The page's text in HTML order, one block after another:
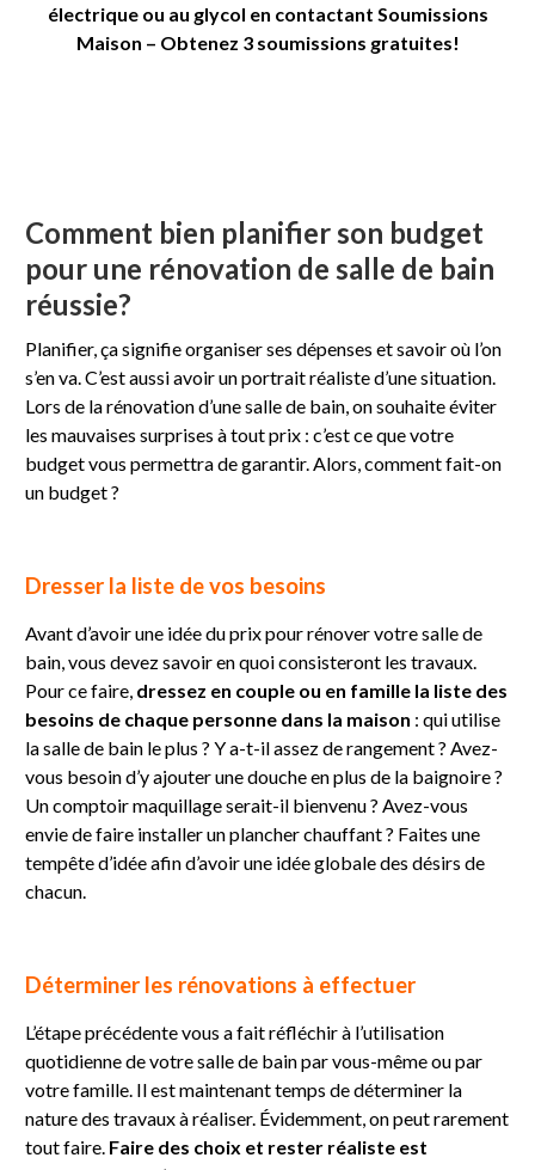
électrique ou au glycol en contactant Soumissions
Maison – Obtenez 3 soumissions gratuites!
Comment bien planifier son budget
pour une rénovation de salle de bain
réussie?
Planifier, ça signifie organiser ses dépenses et savoir où l’on
s’en va. C’est aussi avoir un portrait réaliste d’une situation.
Lors de la rénovation d’une salle de bain, on souhaite éviter
les mauvaises surprises à tout prix : c’est ce que votre
budget vous permettra de garantir. Alors, comment fait-on
un budget ?
Dresser la liste de vos besoins
Avant d’avoir une idée du prix pour rénover votre salle de
bain, vous devez savoir en quoi consisteront les travaux.
Pour ce faire, dressez en couple ou en famille la liste des
besoins de chaque personne dans la maison : qui utilise
la salle de bain le plus ? Y a-t-il assez de rangement ? Avez-
vous besoin d’y ajouter une douche en plus de la baignoire ?
Un comptoir maquillage serait-il bienvenu ? Avez-vous
envie de faire installer un plancher chauffant ? Faites une
tempête d’idée afin d’avoir une idée globale des désirs de
chacun.
Déterminer les rénovations à effectuer
L’étape précédente vous a fait réfléchir à l’utilisation
quotidienne de votre salle de bain par vous-même ou par
votre famille. Il est maintenant temps de déterminer la
nature des travaux à réaliser. Évidemment, on peut rarement
tout faire. Faire des choix et rester réaliste est